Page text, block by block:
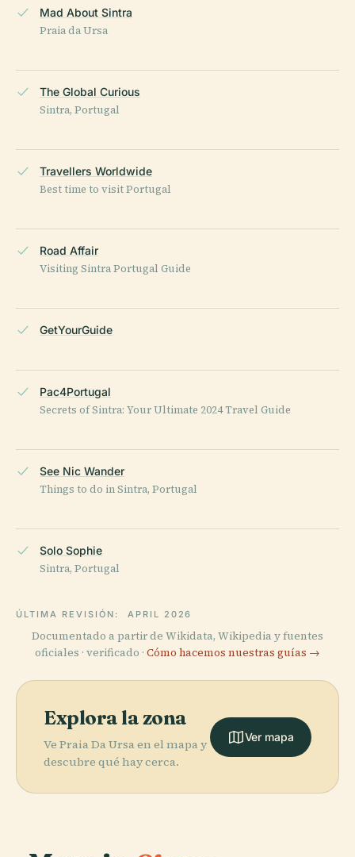
Mad About Sintra
Praia da Ursa
The Global Curious
Sintra, Portugal
Travellers Worldwide
Best time to visit Portugal
Road Affair
Visiting Sintra Portugal Guide
GetYourGuide
Pac4Portugal
Secrets of Sintra: Your Ultimate 2024 Travel Guide
See Nic Wander
Things to do in Sintra, Portugal
Solo Sophie
Sintra, Portugal
ÚLTIMA REVISIÓN: APRIL 2026
Documentado a partir de Wikidata, Wikipedia y fuentes
oficiales · verificado · Cómo hacemos nuestras guías →
Explora la zona
Ve Praia Da Ursa en el mapa y
descubre qué hay cerca.
Ver mapa